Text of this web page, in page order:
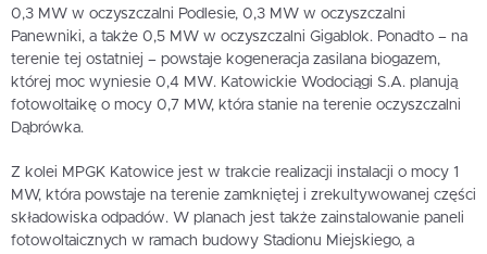
0,3 MW w oczyszczalni Podlesie, 0,3 MW w oczyszczalni
Panewniki, a także 0,5 MW w oczyszczalni Gigablok. Ponadto – na
terenie tej ostatniej – powstaje kogeneracja zasilana biogazem,
której moc wyniesie 0,4 MW. Katowickie Wodociągi S.A. planują
fotowoltaikę o mocy 0,7 MW, która stanie na terenie oczyszczalni
Dąbrówka.
Z kolei MPGK Katowice jest w trakcie realizacji instalacji o mocy 1
MW, która powstaje na terenie zamkniętej i zrekultywowanej części
składowiska odpadów. W planach jest także zainstalowanie paneli
fotowoltaicznych w ramach budowy Stadionu Miejskiego, a